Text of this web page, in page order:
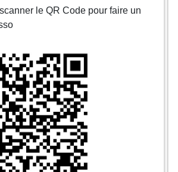
le QR Code pour faire un